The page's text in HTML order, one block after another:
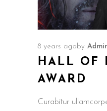
8 years agoby
HALL OF
AWARD
Curabitur